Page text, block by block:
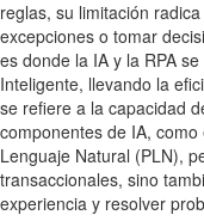
reglas, su limitación
excepciones o tomar
es donde la IA y la RPA
Inteligente, llevando la
se refiere a la capacidad
componentes de IA,
Lenguaje Natural (PLN),
transaccionales, sino
experiencia y resolver